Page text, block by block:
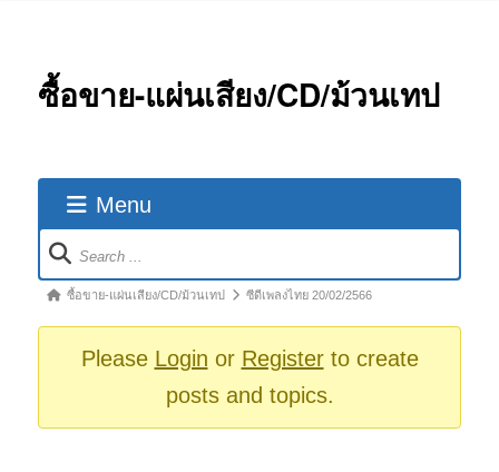
ซื้อขาย-แผ่นเสียง/CD/ม้วนเทป
Menu
Forum
Navigation
Forumซื้อขาย-แผ่นเสียง/CD/ม้วนเทป ซีดีเพลงไทย 20/02/2566
Please Login or Registerto create
posts and topics.